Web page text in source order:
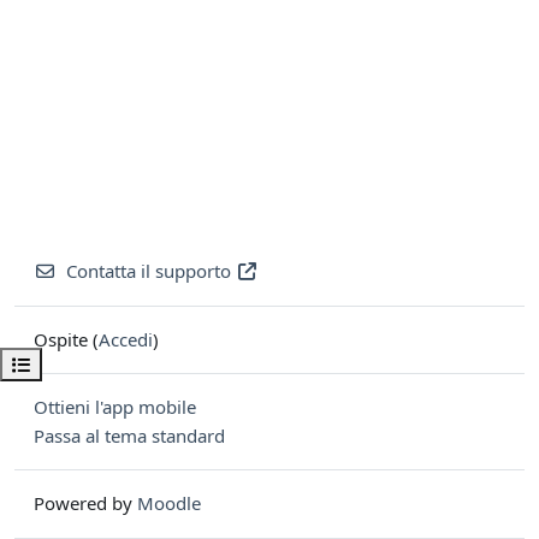
Apri indice del corso
Contatta il supporto
Ospite (Accedi)
Ottieni l'app mobile
Passa al tema standard
Powered by Moodle